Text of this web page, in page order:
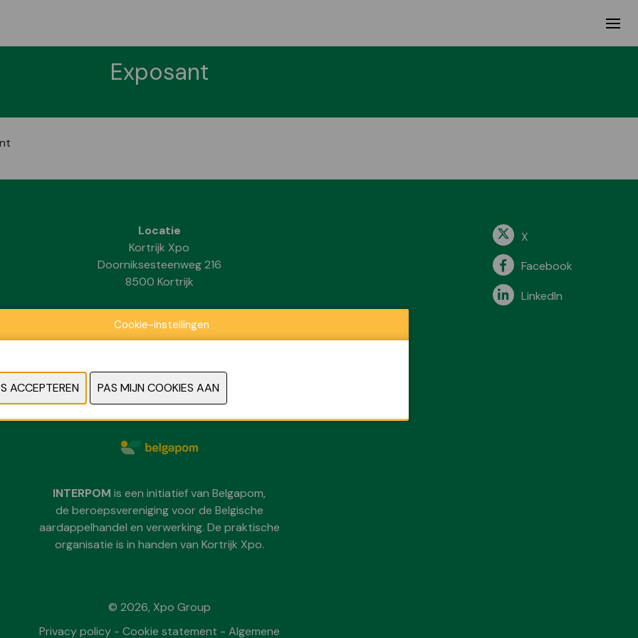
Exposant
Locatie
Kortrijk Xpo
Doorniksesteenweg 216
8500 Kortrijk
Zondag 29 november 2026
telkens van 09:30 tot 18:00
INTERPOMis een initiatief van Belgapom,
de beroepsvereniging voor de Belgische
aardappelhandel en verwerking. De praktische
organisatie is in handen van Kortrijk Xpo.
X
Facebook
LinkedIn
© 2026, Xpo Group
Privacy policy- Cookie statement - Algemene
Cookie-instellingen